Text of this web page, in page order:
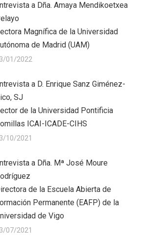
a Dña. Amaya Mendikoetxea
Magnífica de la Universidad
de Madrid (UAM)
01/2022
a D. Enrique Sanz Giménez-
SJ
de la Universidad Pontificia
ICAI-ICADE-CIHS
10/2021
a Dña. Mª José Moure
de la Escuela Abierta de
Permanente (EAFP) de la
de Vigo
07/2021